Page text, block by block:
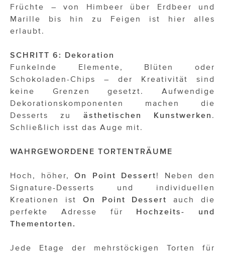
Früchte – von Himbeer über Erdbeer und
Marille bis hin zu Feigen ist hier alles
erlaubt.
SCHRITT 6: Dekoration
Funkelnde Elemente, Blüten oder
Schokoladen-Chips – der Kreativität sind
keine Grenzen gesetzt. Aufwendige
Dekorationskomponenten machen die
Desserts zu ästhetischen Kunstwerken .
Schließlich isst das Auge mit.
WAHRGEWORDENE TORTENTRÄUME
Hoch, höher, On Point Dessert! Neben den
Signature-Desserts und individuellen
Kreationen ist On Point Dessert
auch die
perfekte Adresse für Hochzeits- und
Thementorten.
Jede Etage der mehrstöckigen Torten für